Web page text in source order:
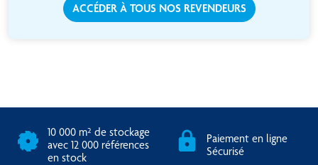
ACCÉDER À TOUS NOS REVENDEURS
10 000 m² de stockage
avec 12 000 références
en stock
Paiement en ligne
Sécurisé